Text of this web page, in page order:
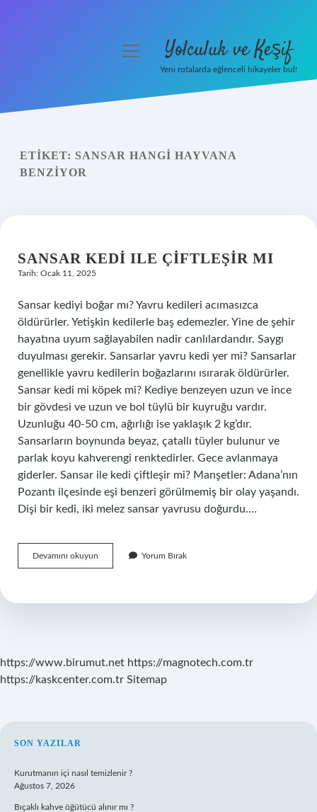
Yasal Uyarı
menüyü Yolculuk ve Keşif
Yeni rotalarda eğlenceli hikayeler bul!
ETIKET: SANSAR HANGI HAYVANA
BENZIYOR
SANSAR KEDI ILE ÇIFTLEŞIR MI
Tarih: Ocak 11, 2025
Sansar kediyi boğar mı? Yavru kedileri acımasızca
öldürürler. Yetişkin kedilerle baş edemezler. Yine de şehir
hayatına uyum sağlayabilen nadir canlılardandır. Saygı
duyulması gerekir. Sansarlar yavru kedi yer mi? Sansarlar
genellikle yavru kedilerin boğazlarını ısırarak öldürürler.
Sansar kedi mi köpek mi? Kediye benzeyen uzun ve ince
bir gövdesi ve uzun ve bol tüylü bir kuyruğu vardır.
Uzunluğu 40-50 cm, ağırlığı ise yaklaşık 2 kg’dır.
Sansarların boynunda beyaz, çatallı tüyler bulunur ve
parlak koyu kahverengi renktedirler. Gece avlanmaya
giderler. Sansar ile kedi çiftleşir mi? Manşetler: Adana’nın
Pozantı ilçesinde eşi benzeri görülmemiş bir olay yaşandı.
Dişi bir kedi, iki melez sansar yavrusu doğurdu.…
Devamını okuyun
Kedi
Mı
Yorum Bırak
https://www.birumut.net https://magnotech.com.tr
https://kaskcenter.com.tr Sitemap
SIDEBAR
SON YAZILAR
Kurutmanın içi nasıl temizlenir ?
Ağustos 7, 2026
Bıçaklı kahve öğütücü alınır mı ?